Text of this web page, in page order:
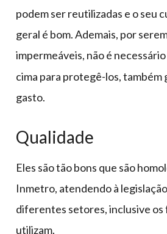
podem ser reutilizadas e o seu
geral é bom. Ademais, por
impermeáveis, não é
cima para protegê-los, também
gasto.
Qualidade
Eles são tão bons que são
Inmetro, atendendo à
diferentes setores, inclusive os
utilizam.